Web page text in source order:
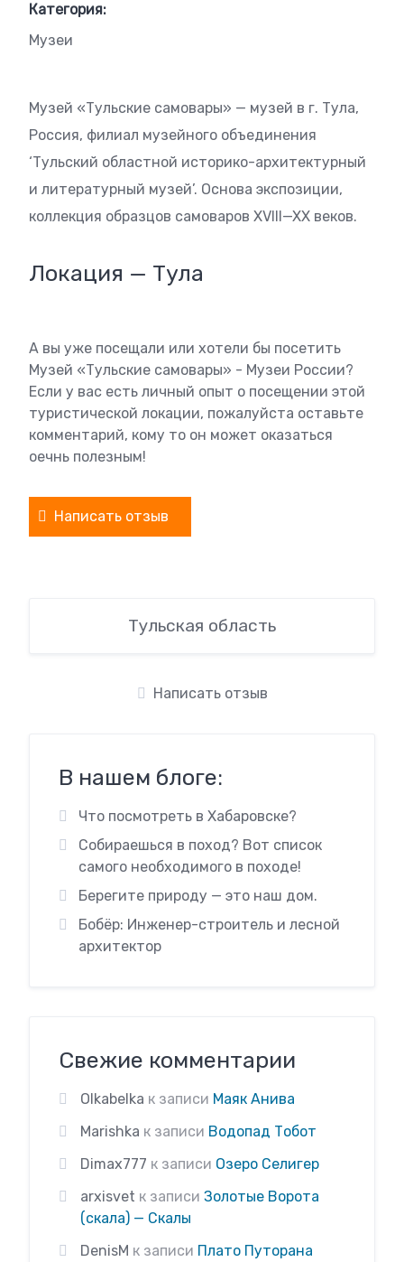
Категория:
Музеи
Музей «Тульские самовары» — музей в г. Тула,
Россия, филиал музейного объединения
‘Тульский областной историко-архитектурный
и литературный музей’. Основа экспозиции,
коллекция образцов самоваров XVIII—XX веков.
Локация — Тула
А вы уже посещали или хотели бы посетить
Музей «Тульские самовары» - Музеи России?
Если у вас есть личный опыт о посещении этой
туристической локации, пожалуйста оставьте
комментарий, кому то он может оказаться
оечнь полезным!
Написать отзыв
Тульская область
Написать отзыв
В нашем блоге:
Что посмотреть в Хабаровске?
Собираешься в поход? Вот список
самого необходимого в походе!
Берегите природу — это наш дом.
Бобёр: Инженер-строитель и лесной
архитектор
Свежие комментарии
Olkabelka к записи Маяк Анива
Marishka к записи Водопад Тобот
Dimax777 к записи Озеро Селигер
arxisvet к записи Золотые Ворота
(скала) — Скалы
DenisM к записи Плато Путорана